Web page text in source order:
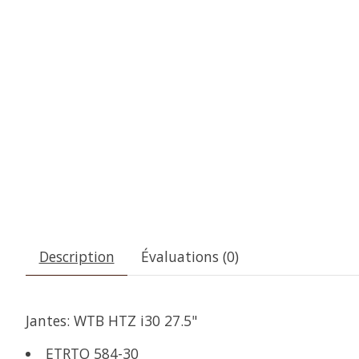
Description Évaluations (0)
Jantes: WTB HTZ i30 27.5"
ETRTO 584-30